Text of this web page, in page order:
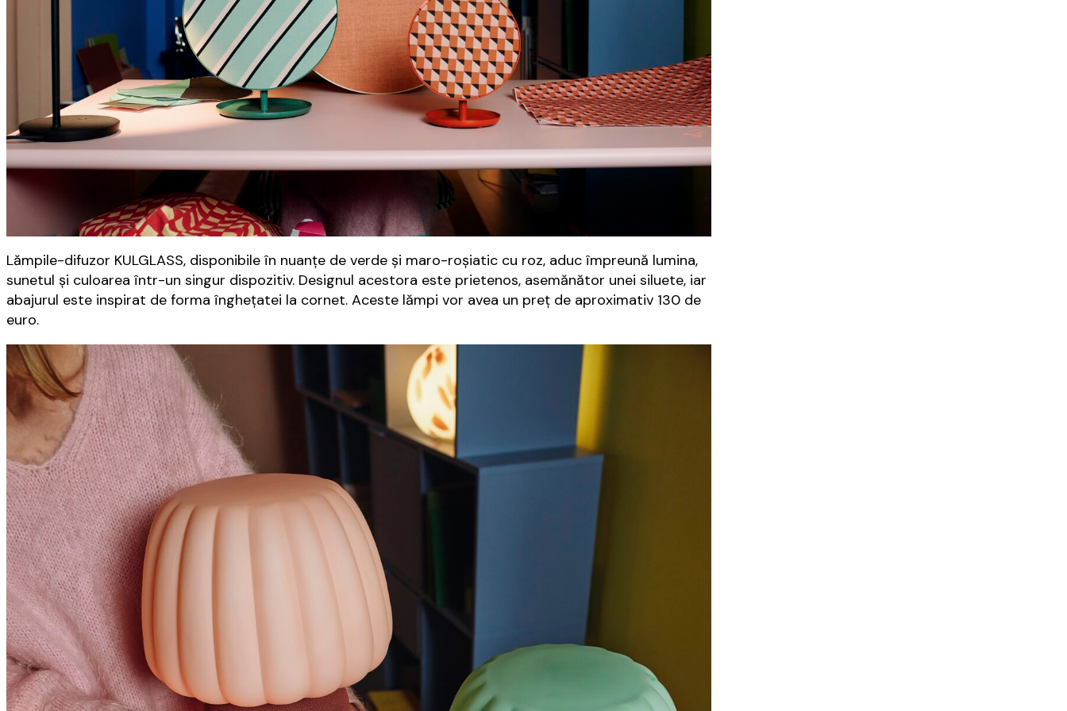
Lămpile-difuzor KULGLASS, disponibile în nuanțe de verde și maro-roșiatic cu roz, aduc împreună lumina,
sunetul și culoarea într-un singur dispozitiv. Designul acestora este prietenos, asemănător unei siluete, iar
abajurul este inspirat de forma înghețatei la cornet. Aceste lămpi vor avea un preţ de aproximativ 130 de
euro.